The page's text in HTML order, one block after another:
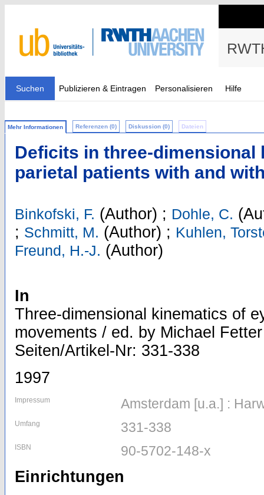
Suchen Publizieren & Eintragen Personalisieren Hilfe
Mehr Informationen Referenzen (0) Diskussion (0) Dateien
Deficits in three-
parietal patients with and
Binkofski, F. (Author) ; Dohle, C.
; Schmitt, M. (Author) ; Kuhlen,
Freund, H.-J. (Author)
In
Three-dimensional kinematics of
movements / ed. by Michael
Seiten/Artikel-Nr: 331-338
1997
Impressum Amsterdam [u.a.] :
Umfang 331-338
ISBN 90-5702-148-x
Einrichtungen